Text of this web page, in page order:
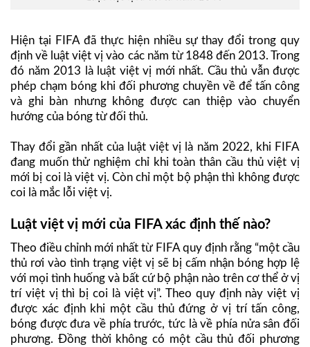
Hiện tại FIFA đã thực hiện nhiều sự thay đổi trong quy
định về luật việt vị vào các năm từ 1848 đến 2013. Trong
đó năm 2013 là luật việt vị mới nhất. Cầu thủ vẫn được
phép chạm bóng khi đối phương chuyền về để tấn công
và ghi bàn nhưng không được can thiệp vào chuyển
hướng của bóng từ đối thủ.
Thay đổi gần nhất của luật việt vị là năm 2022, khi FIFA
đang muốn thử nghiệm chỉ khi toàn thân cầu thủ việt vị
mới bị coi là việt vị. Còn chỉ một bộ phận thì không được
coi là mắc lỗi việt vị.
Luật việt vị mới của FIFA xác định thế nào?
Theo điều chỉnh mới nhất từ FIFA quy định rằng “một cầu
thủ rơi vào tình trạng việt vị sẽ bị cấm nhận bóng hợp lệ
với mọi tình huống và bất cứ bộ phận nào trên cơ thể ở vị
trí việt vị thì bị coi là việt vị”. Theo quy định này việt vị
được xác định khi một cầu thủ đứng ở vị trí tấn công,
bóng được đưa về phía trước, tức là về phía nửa sân đối
phương. Đồng thời không có một cầu thủ đối phương